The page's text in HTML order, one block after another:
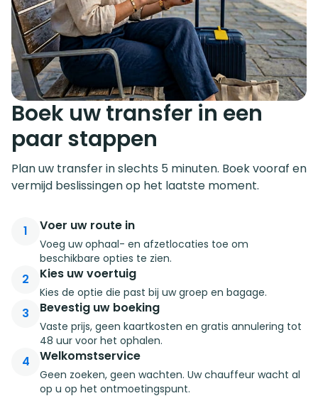
Boek uw transfer in een
paar stappen
Plan uw transfer in slechts 5 minuten. Boek vooraf en
vermijd beslissingen op het laatste moment.
1 Voer uw route in
Voeg uw ophaal- en afzetlocaties toe om
beschikbare opties te zien.
2 Kies uw voertuig
Kies de optie die past bij uw groep en bagage.
3 Bevestig uw boeking
Vaste prijs, geen kaartkosten en gratis annulering tot
48 uur voor het ophalen.
4 Welkomstservice
Geen zoeken, geen wachten. Uw chauffeur wacht al
op u op het ontmoetingspunt.